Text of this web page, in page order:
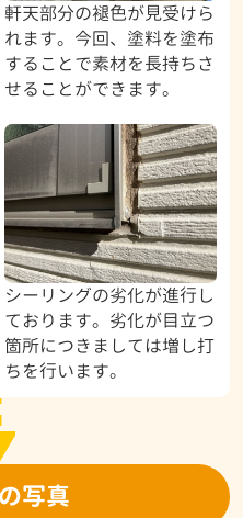
軒天部分の褪色が見受けら
れます。今回、塗料を塗布
することで素材を長持ちさ
せることができます。
シーリングの劣化が進行し
ております。劣化が目立つ
箇所につきましては増し打
ちを行います。
写真